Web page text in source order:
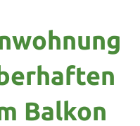
Balkon